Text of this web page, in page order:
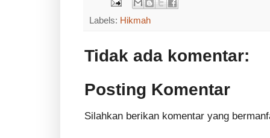
Labels: Hikmah
Tidak ada komentar:
Posting Komentar
Silahkan berikan komentar yang